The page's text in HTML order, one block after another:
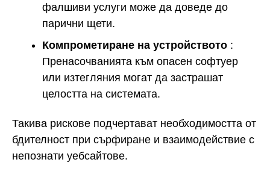
фалшиви услуги може да доведе до
парични щети.
Компрометиране на устройството :
Пренасочванията към опасен софтуер
или изтегляния могат да застрашат
целостта на системата.
Такива рискове подчертават необходимостта от
бдителност при сърфиране и взаимодействие с
непознати уебсайтове.